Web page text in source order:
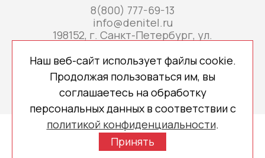
8(800) 777-69-13
info@denitel.ru
198152, г. Санкт-Петербург, ул.
Н, ком. офис 213А
Copyright © 2026 denitel.ru
Политика конфиденциальности
Наш веб-сайт использует файлы cookie.
Продолжая пользоваться им, вы
соглашаетесь на обработку
персональных данных в соответствии с
политикой конфиденциальности.
Принять